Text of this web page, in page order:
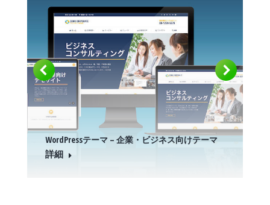
WordPressテーマ – 企業・ビジネス向けテーマ
詳細